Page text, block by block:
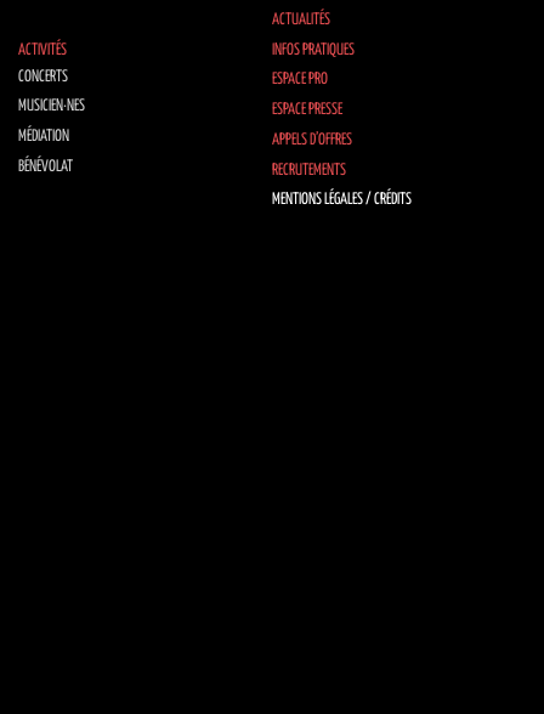
ACTUALITÉS
ACTIVITÉS
CONCERTS
MUSICIEN·NES
MÉDIATION
BÉNÉVOLAT
INFOS PRATIQUES
ESPACE PRO
ESPACE PRESSE
APPELS D’OFFRES
RECRUTEMENTS
MENTIONS LÉGALES / CRÉDITS